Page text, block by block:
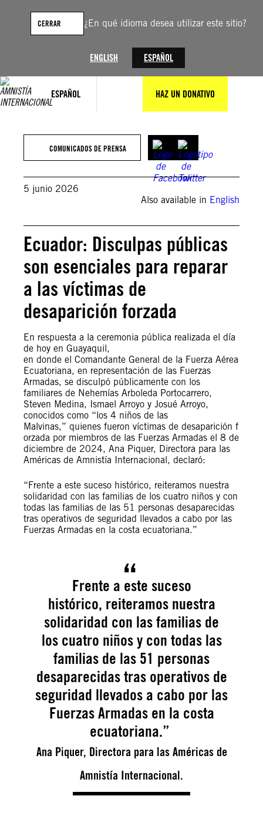
¿En qué idioma desea utilizar este sitio?
ENGLISH ESPAÑOL
CERRAR
ESPAÑOL HAZ UN DONATIVO
contenido
COMUNICADOS DE PRENSA
5 junio 2026
Also available in English
Ecuador: Disculpas públicas
son esenciales para reparar
a las víctimas de
desaparición forzada
En respuesta a la ceremonia pública realizada el día
de hoy en Guayaquil,
en donde el Comandante General de la Fuerza Aérea
Ecuatoriana, en representación de las Fuerzas
Armadas, se disculpó públicamente con los
familiares de Nehemías Arboleda Portocarrero,
Steven Medina, Ismael Arroyo y Josué Arroyo,
conocidos como “los 4 niños de las
Malvinas,” quienes fueron víctimas de desaparición f
orzada por miembros de las Fuerzas Armadas el 8 de
diciembre de 2024, Ana Piquer, Directora para las
Américas de Amnistía Internacional, declaró:
“Frente a este suceso histórico, reiteramos nuestra
solidaridad con las familias de los cuatro niños y con
todas las familias de las 51 personas desaparecidas
tras operativos de seguridad llevados a cabo por las
Fuerzas Armadas en la costa ecuatoriana.”
Frente a este suceso
histórico, reiteramos nuestra
solidaridad con las familias de
los cuatro niños y con todas las
familias de las 51 personas
desaparecidas tras operativos de
seguridad llevados a cabo por las
Fuerzas Armadas en la costa
ecuatoriana.”
Ana Piquer, Directora para las Américas de
Amnistía Internacional.